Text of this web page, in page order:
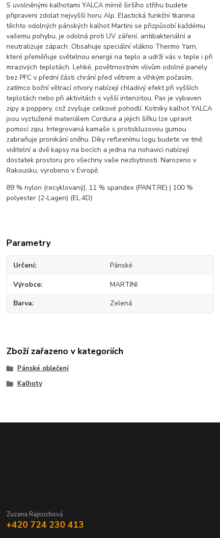
S uvolněnými kalhotami YALCA mírně širšího střihu budete
připraveni zdolat nejvyšší horu Alp. Elastická funkční tkanina
těchto odolných pánských kalhot Martini se přizpůsobí každému
vašemu pohybu, je odolná proti UV záření, antibakteriální a
neutralizuje zápach. Obsahuje speciální vlákno Thermo Yarn,
které přeměňuje světelnou energii na teplo a udrží vás v teple i při
mrazivých teplotách. Lehké, povětrnostním vlivům odolné panely
bez PFC v přední části chrání před větrem a vlhkým počasím,
zatímco boční větrací otvory nabízejí chladivý efekt při vyšších
teplotách nebo při aktivitách s vyšší intenzitou. Pas je vybaven
zipy a poppery, což zvyšuje celkové pohodlí. Kotníky kalhot YALCA
jsou vyztužené materiálem Cordura a jejich šířku lze upravit
pomocí zipu. Integrovaná kamaše s protiskluzovou gumou
zabraňuje pronikání sněhu. Díky reflexnímu logu budete ve tmě
viditelní a dvě kapsy na bocích a jedna na nohavici nabízejí
dostatek prostoru pro všechny vaše nezbytnosti. Narozeno v
Rakousku, vyrobeno v Evropě.
89 % nylon (recyklovaný), 11 % spandex (PANT.RE) | 100 %
polyester (2-Lagen) (EL.4D)
Parametry
Určení Pánské
Výrobce MARTINI
Barva Zelená
Zboží zařazeno v kategoriích
Pánské oblečení
Kalhoty
Zuzana Rajnochová
+420 724 230 413